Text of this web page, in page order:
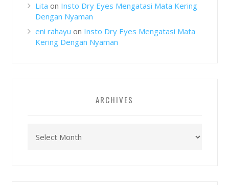
Lita on Insto Dry Eyes Mengatasi Mata Kering
Dengan Nyaman
eni rahayu on Insto Dry Eyes Mengatasi Mata
Kering Dengan Nyaman
ARCHIVES